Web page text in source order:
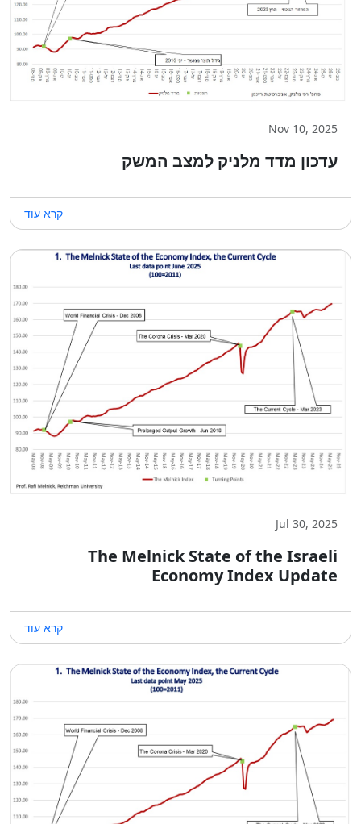
Nov 10, 2025
עדכון מדד מלניק למצב המשק
קרא עוד
Jul 30, 2025
The Melnick State of the Israeli
Economy Index Update
קרא עוד